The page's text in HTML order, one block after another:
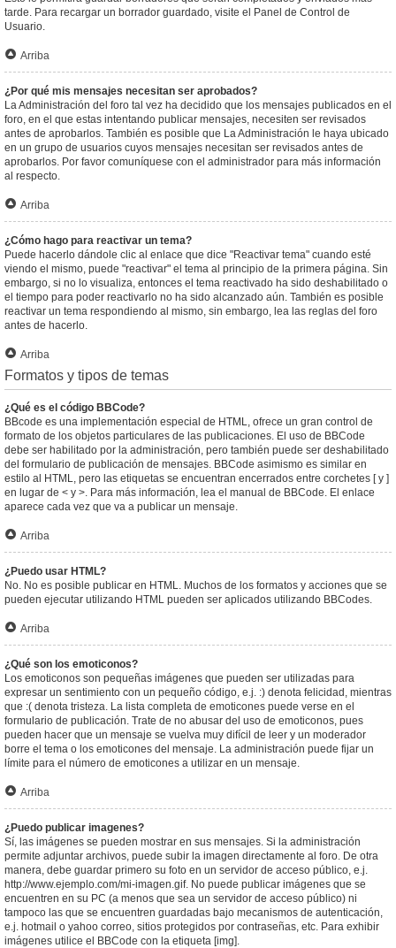
tarde. Para recargar un borrador guardado, visite el Panel de Control de
Usuario.
Arriba
¿Por qué mis mensajes necesitan ser aprobados?
La Administración del foro tal vez ha decidido que los mensajes publicados en el
foro, en el que estas intentando publicar mensajes, necesiten ser revisados
antes de aprobarlos. También es posible que La Administración le haya ubicado
en un grupo de usuarios cuyos mensajes necesitan ser revisados antes de
aprobarlos. Por favor comuníquese con el administrador para más información
al respecto.
Arriba
¿Cómo hago para reactivar un tema?
Puede hacerlo dándole clic al enlace que dice "Reactivar tema" cuando esté
viendo el mismo, puede "reactivar" el tema al principio de la primera página. Sin
embargo, si no lo visualiza, entonces el tema reactivado ha sido deshabilitado o
el tiempo para poder reactivarlo no ha sido alcanzado aún. También es posible
reactivar un tema respondiendo al mismo, sin embargo, lea las reglas del foro
antes de hacerlo.
Arriba
Formatos y tipos de temas
¿Qué es el código BBCode?
BBcode es una implementación especial de HTML, ofrece un gran control de
formato de los objetos particulares de las publicaciones. El uso de BBCode
debe ser habilitado por la administración, pero también puede ser deshabilitado
del formulario de publicación de mensajes. BBCode asimismo es similar en
estilo al HTML, pero las etiquetas se encuentran encerrados entre corchetes [ y ]
en lugar de < y >. Para más información, lea el manual de BBCode. El enlace
aparece cada vez que va a publicar un mensaje.
Arriba
¿Puedo usar HTML?
No. No es posible publicar en HTML. Muchos de los formatos y acciones que se
pueden ejecutar utilizando HTML pueden ser aplicados utilizando BBCodes.
Arriba
¿Qué son los emoticonos?
Los emoticonos son pequeñas imágenes que pueden ser utilizadas para
expresar un sentimiento con un pequeño código, e.j. :) denota felicidad, mientras
que :( denota tristeza. La lista completa de emoticones puede verse en el
formulario de publicación. Trate de no abusar del uso de emoticonos, pues
pueden hacer que un mensaje se vuelva muy difícil de leer y un moderador
borre el tema o los emoticones del mensaje. La administración puede fijar un
límite para el número de emoticones a utilizar en un mensaje.
Arriba
¿Puedo publicar imagenes?
Sí, las imágenes se pueden mostrar en sus mensajes. Si la administración
permite adjuntar archivos, puede subir la imagen directamente al foro. De otra
manera, debe guardar primero su foto en un servidor de acceso público, e.j.
http://www.ejemplo.com/mi-imagen.gif. No puede publicar imágenes que se
encuentren en su PC (a menos que sea un servidor de acceso público) ni
tampoco las que se encuentren guardadas bajo mecanismos de autenticación,
e.j. hotmail o yahoo correo, sitios protegidos por contraseñas, etc. Para exhibir
imágenes utilice el BBCode con la etiqueta [img].